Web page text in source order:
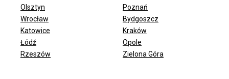
ODDZIAŁY FUNDACJI
Olsztyn
Poznań
Wrocław
Bydgoszcz
Katowice
Kraków
Łódź
Opole
Rzeszów
Zielona Góra